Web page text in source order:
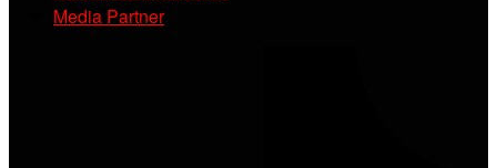
Media Partner